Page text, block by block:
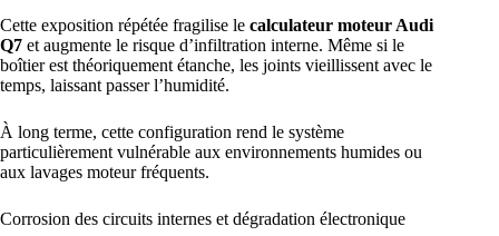
Cette exposition répétée fragilise le calculateur moteur Audi
Q7 et augmente le risque d’infiltration interne. Même si le
boîtier est théoriquement étanche, les joints vieillissent avec le
temps, laissant passer l’humidité.
À long terme, cette configuration rend le système
particulièrement vulnérable aux environnements humides ou
aux lavages moteur fréquents.
Corrosion des circuits internes et dégradation électronique